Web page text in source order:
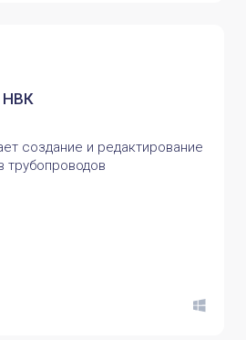
НВК
создание и редактирование
трубопроводов